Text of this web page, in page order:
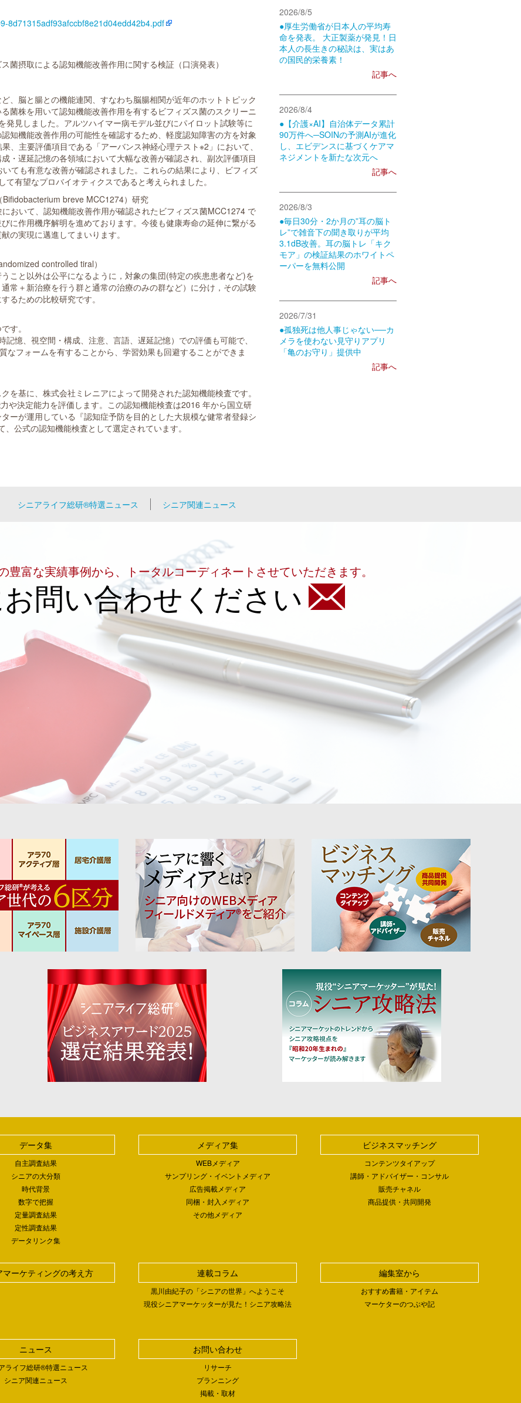
8d71315adf93afccbf8e21d04edd42b4.pdf
菌摂取による認知機能改善作用に関する検証（口演発表）
、脳と腸との機能連関、すなわち脳腸相関が近年のホットトピック
菌株を用いて認知機能改善作用を有するビフィズス菌のスクリーニ
発見しました。アルツハイマー病モデル並びにパイロット試験等に
知機能改善作用の可能性を確認するため、軽度認知障害の方を対象
、主要評価項目である「アーバンス神経心理テスト※2」において、
・遅延記憶の各領域において大幅な改善が確認され、副次評価項目
ても有意な改善が確認されました。これらの結果により、ビフィズ
有望なプロバイオティクスであると考えられました。
breve MCC1274）研究
おいて、認知機能改善作用が確認されたビフィズス菌MCC1274 で
に作用機序解明を進めております。今後も健康寿命の延伸に繋がる
の実現に邁進してまいります。
controlled tiral）
こと以外は公平になるように，対象の集団(特定の疾患患者など)を
常＋新治療を行う群と通常の治療のみの群など）に分け，その試験
るための比較研究です。
す。
憶、視空間・構成、注意、言語、遅延記憶）での評価も可能で、
なフォームを有することから、学習効果も回避することができま
を基に、株式会社ミレニアによって開発された認知機能検査です。
や決定能力を評価します。この認知機能検査は2016 年から国立研
ーが運用している『認知症予防を目的とした大規模な健常者登録シ
公式の認知機能検査として選定されています。
2026/8/5
●厚生労働省が日本人の平均寿
命を発表。 大正製薬が発見！日
本人の長生きの秘訣は、実はあ
の国民的栄養素！
記事へ
2026/8/4
●【介護×AI】自治体データ累計
90万件へ─SOINの予測AIが進化
し、エビデンスに基づくケアマ
ネジメントを新たな次元へ
記事へ
2026/8/3
●毎日30分・2か月の”耳の脳ト
レ”で雑音下の聞き取りが平均
3.1dB改善。耳の脳トレ「キク
モア」の検証結果のホワイトペ
ーパーを無料公開
記事へ
2026/7/31
●孤独死は他人事じゃない──カ
メラを使わない見守りアプリ
「亀のお守り」提供中
記事へ
シニアライフ総研®特選ニュース シニア関連ニュース
豊富な実績事例から、トータルコーディネートさせていただきます。
問い合わせください
データ集
自主調査結果
シニアの大分類
時代背景
数字で把握
定量調査結果
定性調査結果
データリンク集
メディア集
WEBメディア
サンプリング・イベントメディア
広告掲載メディア
同梱・封入メディア
その他メディア
ビジネスマッチング
コンテンツタイアップ
講師・アドバイザー・コンサル
販売チャネル
商品提供・共同開発
マーケティングの考え方 連載コラム
黒川由紀子の「シニアの世界」へようこそ
現役シニアマーケッターが見た！シニア攻略法
編集室から
おすすめ書籍・アイテム
マーケターのつぶや記
ニュース
ライフ総研®特選ニュース
シニア関連ニュース
お問い合わせ
リサーチ
プランニング
掲載・取材